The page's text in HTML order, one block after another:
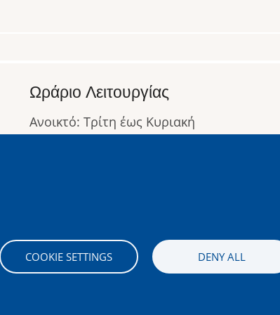
COOKIE SETTINGS DENY ALL
Ωράριο Λειτουργίας
Ανοικτό: Τρίτη έως Κυριακή
Image Image